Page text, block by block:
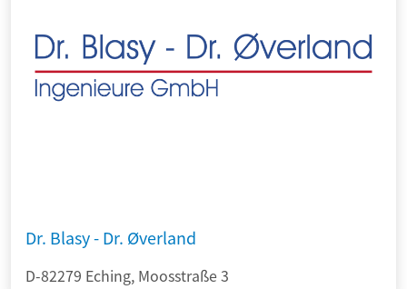
Dr. Blasy - Dr. Øverland
D-82279 Eching, Moosstraße 3